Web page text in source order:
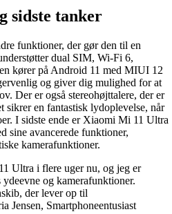
sidste tanker
funktioner, der gør den til en
dual SIM, Wi-Fi 6,
kører på Android 11 med MIUI 12
og giver dig mulighed for at
Der er også stereohøjttalere, der er
en fantastisk lydoplevelse, når
I sidste ende er Xiaomi Mi 11 Ultra
sine avancerede funktioner,
kamerafunktioner.
Ultra i flere uger nu, og jeg er
og kamerafunktioner.
der lever op til
Jensen, Smartphoneentusiast